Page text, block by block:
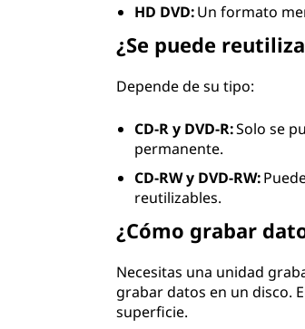
HD DVD:Un formato
¿Se puede
Depende de su tipo:
CD-R y DVD-R:Solo se
permanente.
CD-RW y DVD-RW:
reutilizables.
¿Cómo grabar
Necesitas una unidad
grabar datos en un disco.
superficie.